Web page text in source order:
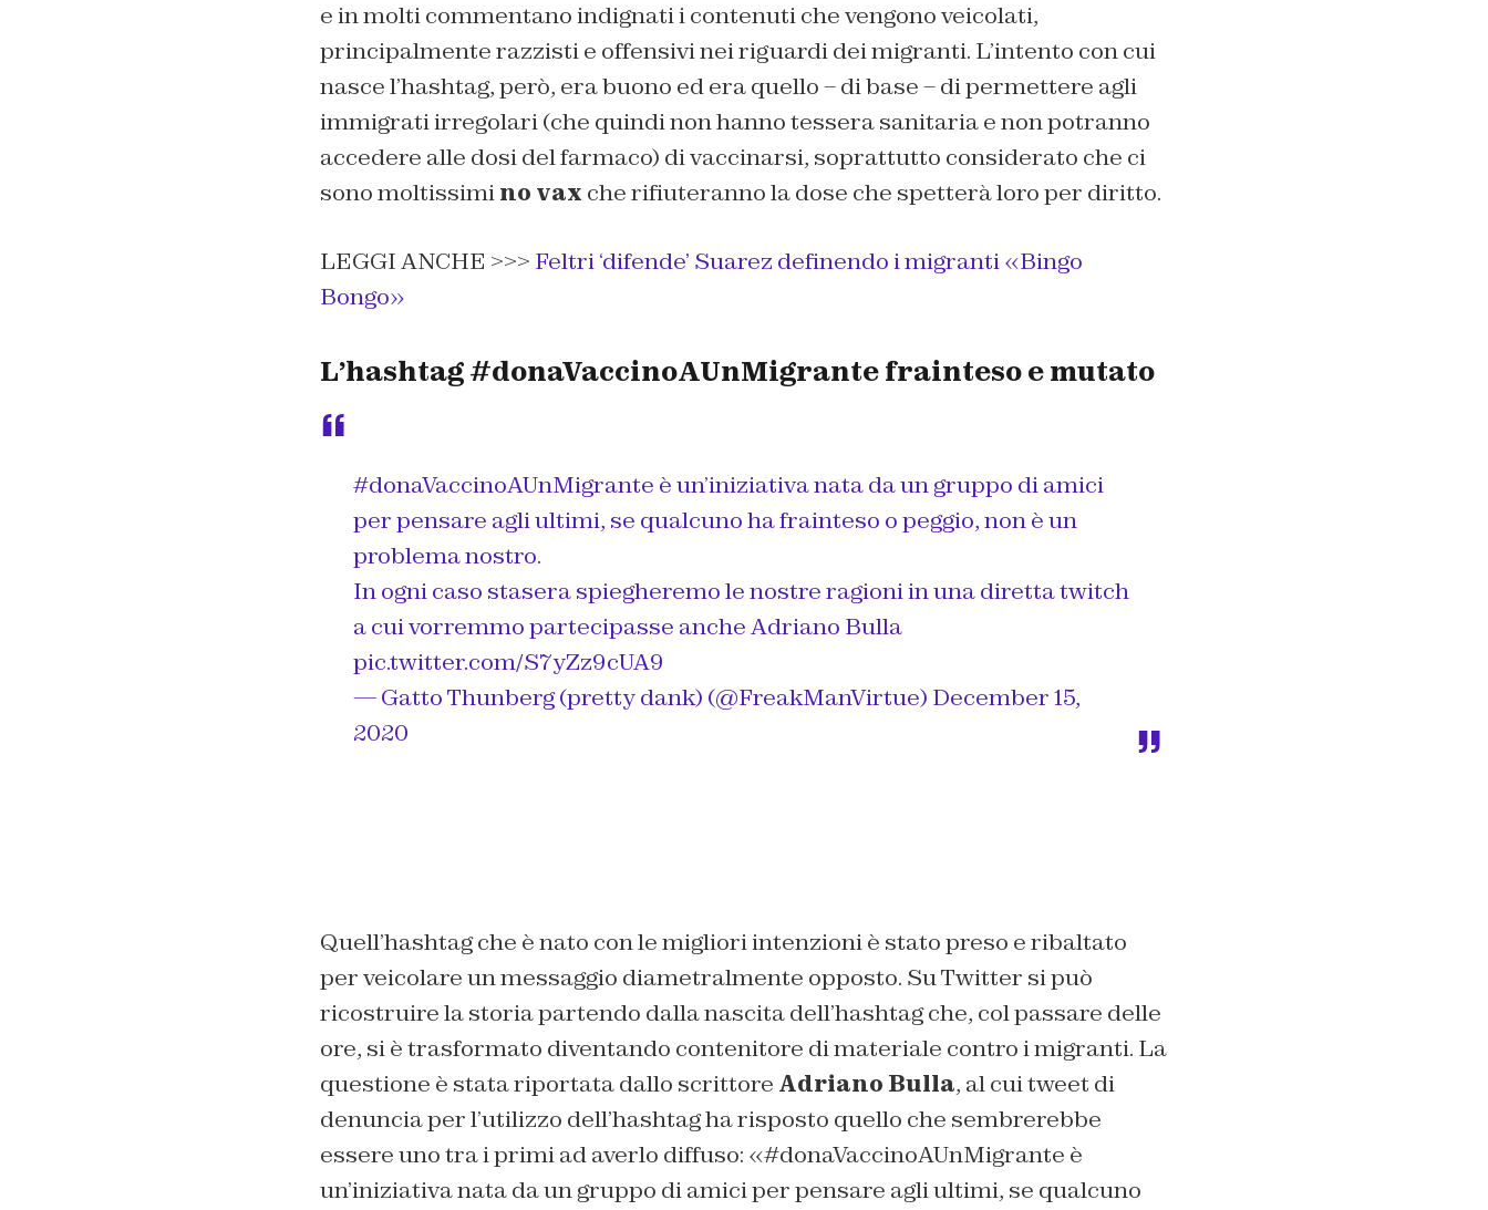
e in molti commentano indignati i contenuti che vengono veicolati,
principalmente razzisti e offensivi nei riguardi dei migranti. L’intento con cui
nasce l’hashtag, però, era buono ed era quello – di base – di permettere agli
immigrati irregolari (che quindi non hanno tessera sanitaria e non potranno
accedere alle dosi del farmaco) di vaccinarsi, soprattutto considerato che ci
sono moltissimino vax che rifiuteranno la dose che spetterà loro per diritto.
LEGGI ANCHE >>> Feltri ‘difende’ Suarez definendo i migranti «Bingo
Bongo»
L’hashtag #donaVaccinoAUnMigrante frainteso e mutato
#donaVaccinoAUnMigrante è un’iniziativa nata da un gruppo di amici
per pensare agli ultimi, se qualcuno ha frainteso o peggio, non è un
problema nostro.
In ogni caso stasera spiegheremo le nostre ragioni in una diretta twitch
a cui vorremmo partecipasse anche Adriano Bulla
pic.twitter.com/S7yZz9cUA9
— Gatto Thunberg (pretty dank) (@FreakManVirtue) December 15,
2020
Quell’hashtag che è nato con le migliori intenzioni è stato preso e ribaltato
per veicolare un messaggio diametralmente opposto. Su Twitter si può
ricostruire la storia partendo dalla nascita dell’hashtag che, col passare delle
ore, si è trasformato diventando contenitore di materiale contro i migranti. La
questione è stata riportata dallo scrittore Adriano Bulla, al cui tweet di
denuncia per l’utilizzo dell’hashtag ha risposto quello che sembrerebbe
essere uno tra i primi ad averlo diffuso: «#donaVaccinoAUnMigrante è
un’iniziativa nata da un gruppo di amici per pensare agli ultimi, se qualcuno